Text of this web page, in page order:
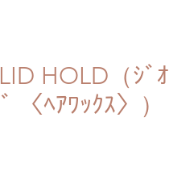
HOLD（ｼﾞｵ
〈ﾍｱﾜｯｸｽ〉）